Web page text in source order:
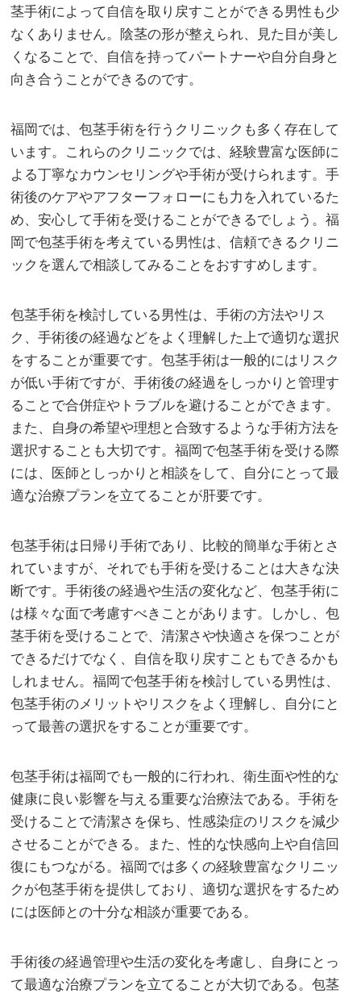
茎手術によって自信を取り戻すことができる男性も少
なくありません。陰茎の形が整えられ、見た目が美し
くなることで、自信を持ってパートナーや自分自身と
向き合うことができるのです。
福岡では、包茎手術を行うクリニックも多く存在して
います。これらのクリニックでは、経験豊富な医師に
よる丁寧なカウンセリングや手術が受けられます。手
術後のケアやアフターフォローにも力を入れているた
め、安心して手術を受けることができるでしょう。福
岡で包茎手術を考えている男性は、信頼できるクリニ
ックを選んで相談してみることをおすすめします。
包茎手術を検討している男性は、手術の方法やリス
ク、手術後の経過などをよく理解した上で適切な選択
をすることが重要です。包茎手術は一般的にはリスク
が低い手術ですが、手術後の経過をしっかりと管理す
ることで合併症やトラブルを避けることができます。
また、自身の希望や理想と合致するような手術方法を
選択することも大切です。福岡で包茎手術を受ける際
には、医師としっかりと相談をして、自分にとって最
適な治療プランを立てることが肝要です。
包茎手術は日帰り手術であり、比較的簡単な手術とさ
れていますが、それでも手術を受けることは大きな決
断です。手術後の経過や生活の変化など、包茎手術に
は様々な面で考慮すべきことがあります。しかし、包
茎手術を受けることで、清潔さや快適さを保つことが
できるだけでなく、自信を取り戻すこともできるかも
しれません。福岡で包茎手術を検討している男性は、
包茎手術のメリットやリスクをよく理解し、自分にと
って最善の選択をすることが重要です。
包茎手術は福岡でも一般的に行われ、衛生面や性的な
健康に良い影響を与える重要な治療法である。手術を
受けることで清潔さを保ち、性感染症のリスクを減少
させることができる。また、性的な快感向上や自信回
復にもつながる。福岡では多くの経験豊富なクリニッ
クが包茎手術を提供しており、適切な選択をするため
には医師との十分な相談が重要である。
手術後の経過管理や生活の変化を考慮し、自身にとっ
て最適な治療プランを立てることが大切である。包茎